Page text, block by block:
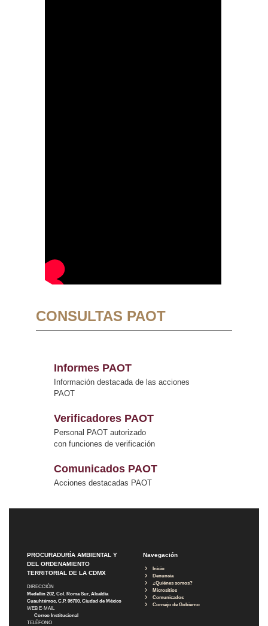
CONSULTAS PAOT
Informes PAOT
Información destacada de las acciones
PAOT
Verificadores PAOT
Personal PAOT autorizado
con funciones de verificación
Comunicados PAOT
Acciones destacadas PAOT
PROCURADURÍA AMBIENTAL Y
DEL ORDENAMIENTO
TERRITORIAL DE LA CDMX
DIRECCIÓN
Medellín 202, Col. Roma Sur, Alcaldía
Cuauhtémoc, C.P. 06700, Ciudad de México
WEB E-MAIL
Correo Institucional
TELÉFONO
Navegación
Inicio
Denuncia
¿Quiénes somos?
Micrositios
Comunicados
Consejo de Gobierno